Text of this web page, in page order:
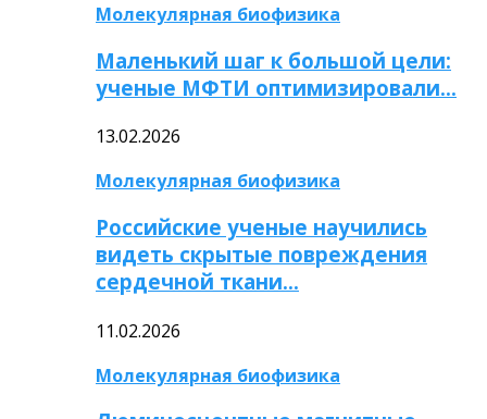
Молекулярная биофизика
Маленький шаг к большой цели:
ученые МФТИ оптимизировали…
13.02.2026
Молекулярная биофизика
Российские ученые научились
видеть скрытые повреждения
сердечной ткани…
11.02.2026
Молекулярная биофизика